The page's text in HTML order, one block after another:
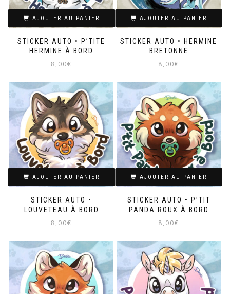
choisies
sur
la
du
produit
choisies
sur
la
du
produit
STICKER AUTO • P’TITE
HERMINE À BORD
8,00€
AJOUTER AU PANIER
STICKER AUTO • HERMINE
BRETONNE
8,00€
AJOUTER AU PANIER
STICKER AUTO •
LOUVETEAU À BORD
8,00€
AJOUTER AU PANIER
STICKER AUTO • P’TIT
PANDA ROUX À BORD
8,00€
AJOUTER AU PANIER